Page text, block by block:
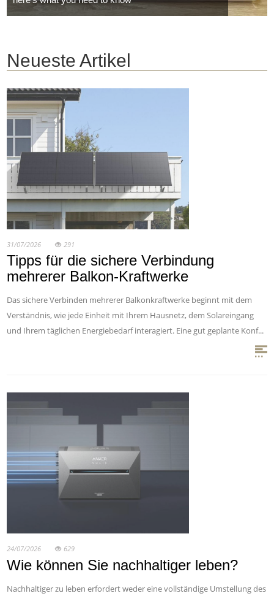
Neueste Artikel
31/07/2026 291
Tipps für die sichere Verbindung
mehrerer Balkon-Kraftwerke
Das sichere Verbinden mehrerer Balkonkraftwerke beginnt mit dem
Verständnis, wie jede Einheit mit Ihrem Hausnetz, dem Solareingang
und Ihrem täglichen Energiebedarf interagiert. Eine gut geplante Konf...
24/07/2026 629
Wie können Sie nachhaltiger leben?
Nachhaltiger zu leben erfordert weder eine vollständige Umstellung des